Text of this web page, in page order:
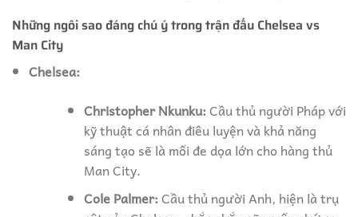
Những ngôi sao đáng chú ý trong trận đấu Chelsea vs
Man City
Chelsea:
Christopher Nkunku:Cầu thủ người Pháp với
kỹ thuật cá nhân điêu luyện và khả năng
sáng tạo sẽ là mối đe dọa lớn cho hàng thủ
Man City.
Cole Palmer:Cầu thủ người Anh, hiện là trụ